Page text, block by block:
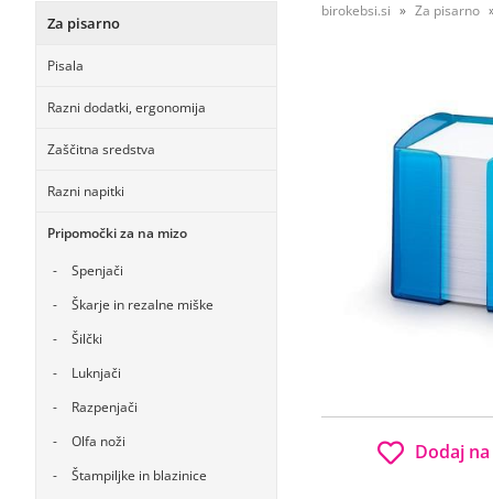
Za pisarno
Pisala
Razni dodatki, ergonomija
Zaščitna sredstva
Razni napitki
Pripomočki za na mizo
Spenjači
Škarje in rezalne miške
Šilčki
Luknjači
Razpenjači
Olfa noži
Štampiljke in blazinice
birokebsi.si Za pisarno
Dodaj